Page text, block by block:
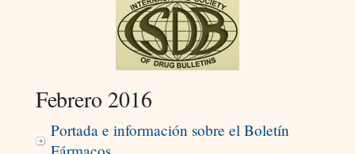
Febrero 2016
Portada e información sobre el Boletín